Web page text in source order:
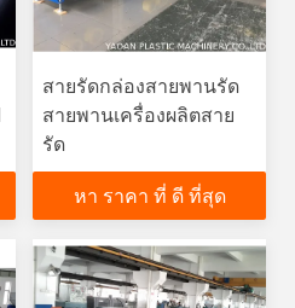
สายรัดกล่องสายพานรัด
สายพานเครื่องผลิตสาย
รัด
หา ราคา ที่ ดี ที่สุด